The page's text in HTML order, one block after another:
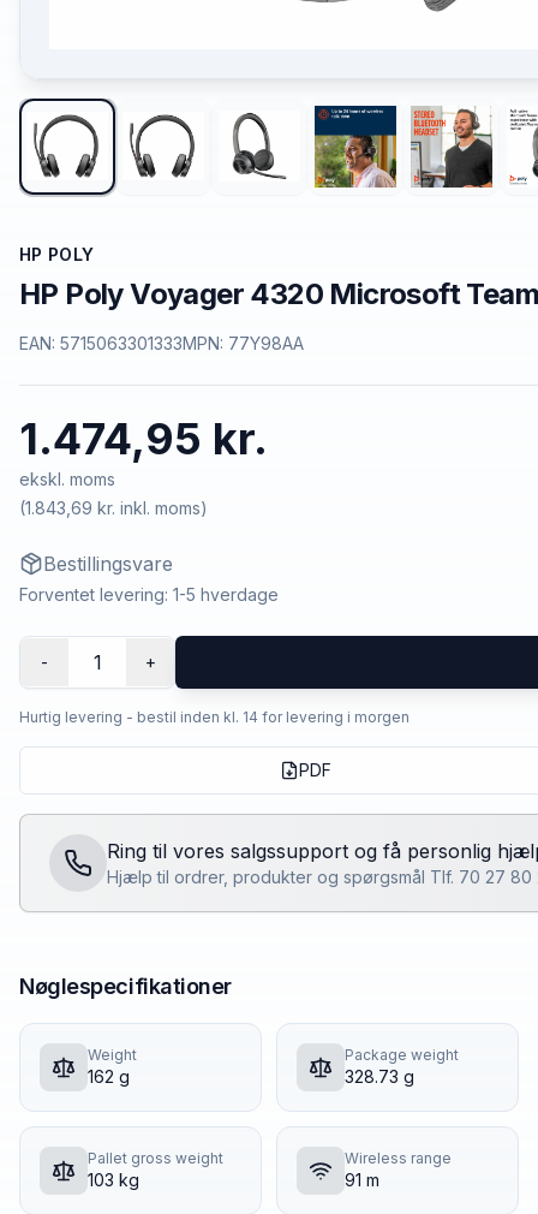
HP POLY
HP Poly Voyager 4320 Microsoft
EAN: 5715063301333MPN: 77Y98AA
1.474,95 kr.
ekskl. moms
(1.843,69 kr. inkl. moms)
Bestillingsvare
Forventet levering: 1-5 hverdage
- 1 +
Hurtig levering - bestil inden kl. 14 for levering i morgen
PDF
Ring til vores salgssupport og få personlig
Hjælp til ordrer, produkter og spørgsmål Tlf. 70 27 80
Nøglespecifikationer
Weight
162 g
Package weight
328.73 g
Pallet gross weight
103 kg
Wireless range
91 m